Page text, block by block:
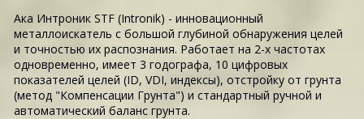
Ака Интроник STF (Intronik) - инновационный
металлоискатель с большой глубиной обнаружения целей
и точностью их распознания. Работает на 2-х частотах
одновременно, имеет 3 годографа, 10 цифровых
показателей целей (ID, VDI, индексы), отстройку от грунта
(метод "Компенсации Грунта") и стандартный ручной и
автоматический баланс грунта.